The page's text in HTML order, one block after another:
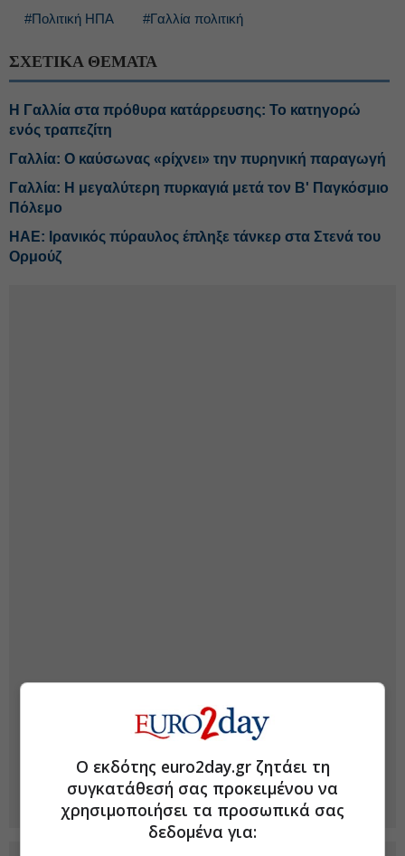
#Πολιτική ΗΠΑ #Γαλλία πολιτική
ΣΧΕΤΙΚΑ ΘΕΜΑΤΑ
Η Γαλλία στα πρόθυρα κατάρρευσης: Το κατηγορώ
ενός τραπεζίτη
Γαλλία: Ο καύσωνας «ρίχνει» την πυρηνική παραγωγή
Γαλλία: Η μεγαλύτερη πυρκαγιά μετά τον Β' Παγκόσμιο
Πόλεμο
ΗΑΕ: Ιρανικός πύραυλος έπληξε τάνκερ στα Στενά του
Ορμούζ
Ο εκδότης euro2day.gr ζητάει τη
συγκατάθεσή σας προκειμένου να
χρησιμοποιήσει τα προσωπικά σας
δεδομένα για: